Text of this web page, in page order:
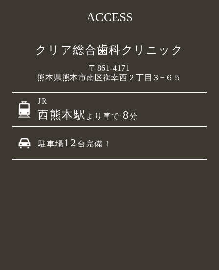
ACCESS
クリア総合歯科クリニック
〒861-4171
熊本県熊本市南区御幸西２丁目３−６５
JR
西熊本駅 より車で 8分
駐車場 12 台完備！